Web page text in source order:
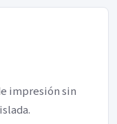
impresión sin